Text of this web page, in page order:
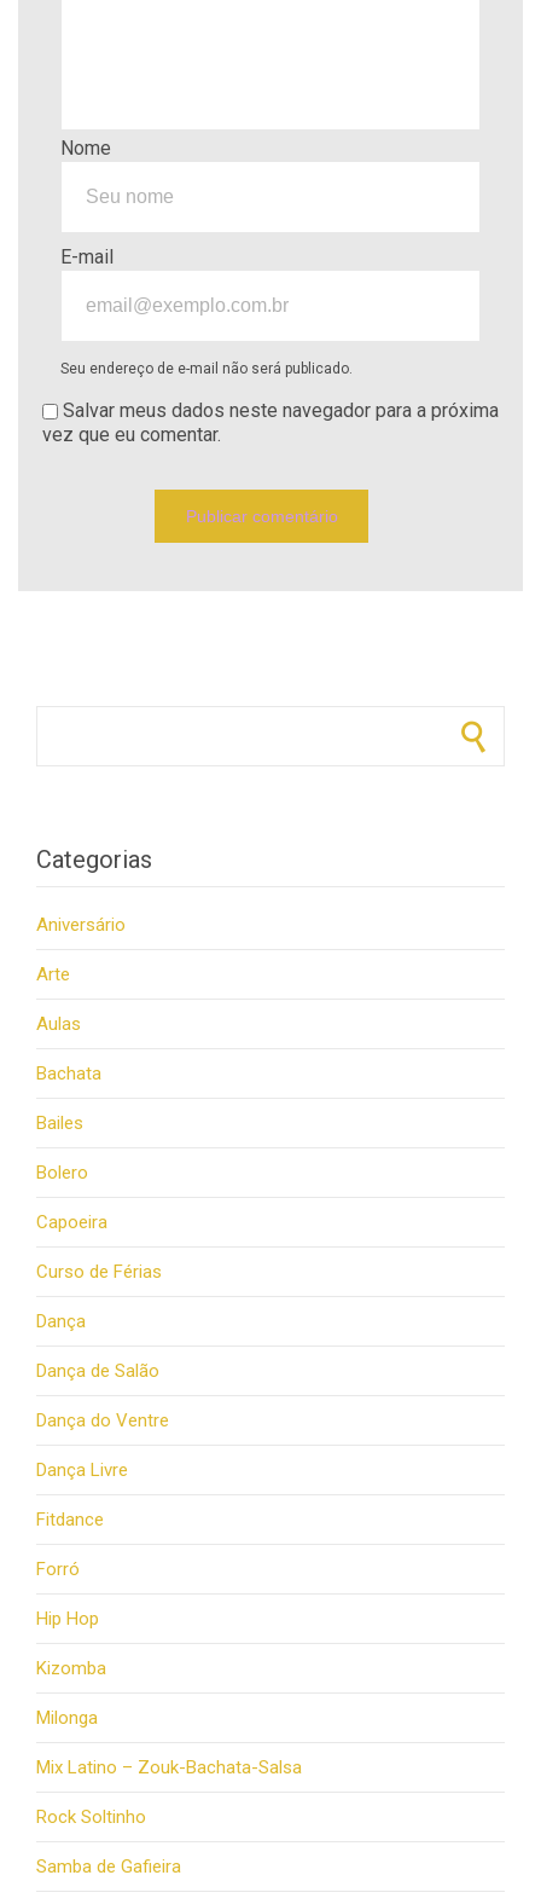
Nome
E-mail
Seu endereço de e-mail não será publicado.
Salvar meus dados neste navegador para a próxima
vez que eu comentar.
Categorias
Aniversário
Arte
Aulas
Bachata
Bailes
Bolero
Capoeira
Curso de Férias
Dança
Dança de Salão
Dança do Ventre
Dança Livre
Fitdance
Forró
Hip Hop
Kizomba
Milonga
Mix Latino – Zouk-Bachata-Salsa
Rock Soltinho
Samba de Gafieira